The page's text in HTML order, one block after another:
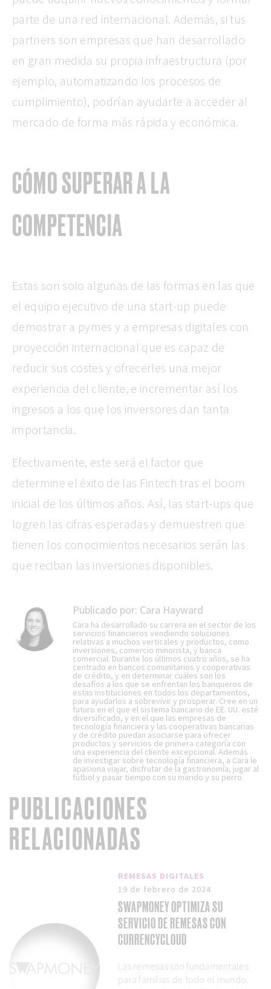
parte de una red internacional. Además, si tus
partners son empresas que han desarrollado
en gran medida su propia infraestructura (por
ejemplo, automatizando los procesos de
cumplimiento), podrían ayudarte a acceder al
mercado de forma más rápida y económica.
CÓMO SUPERAR A LA
COMPETENCIA
Estas son solo algunas de las formas en las que
el equipo ejecutivo de una start-up puede
demostrar a pymes y a empresas digitales con
proyección internacional que es capaz de
reducir sus costes y ofrecerles una mejor
experiencia del cliente, e incrementar así los
ingresos a los que los inversores dan tanta
importancia.
Efectivamente, este será el factor que
determine el éxito de las Fintech tras el boom
inicial de los últimos años. Así, las start-ups que
logren las cifras esperadas y demuestren que
tienen los conocimientos necesarios serán las
que reciban las inversiones disponibles.
Publicado por: Cara Hayward
Cara ha desarrollado su carrera en el sector de los
servicios financieros vendiendo soluciones
relativas a muchos verticales y productos, como
inversiones, comercio minorista, y banca
comercial. Durante los últimos cuatro años, se ha
centrado en bancos comunitarios y cooperativas
de crédito, y en determinar cuáles son los
desafíos a los que se enfrentan los banqueros de
estas instituciones en todos los departamentos,
para ayudarlos a sobrevivir y prosperar. Cree en un
futuro en el que el sistema bancario de EE. UU. esté
diversificado, y en el que las empresas de
tecnología financiera y las cooperativas bancarias
y de crédito puedan asociarse para ofrecer
productos y servicios de primera categoría con
una experiencia del cliente excepcional. Además
de investigar sobre tecnología financiera, a Cara le
apasiona viajar, disfrutar de la gastronomía, jugar al
fútbol y pasar tiempo con su marido y su perro.
PUBLICACIONES
RELACIONADAS
REMESAS DIGITALES
19 de febrero de 2024
SWAPMONEY OPTIMIZA SU
SERVICIO DE REMESAS CON
CURRENCYCLOUD
Las remesas son fundamentales
para familias de todo el mundo.